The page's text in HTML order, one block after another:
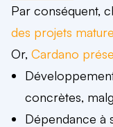
Par conséquent,
des projets
Or, Cardano
concrètes,
Dépendance à